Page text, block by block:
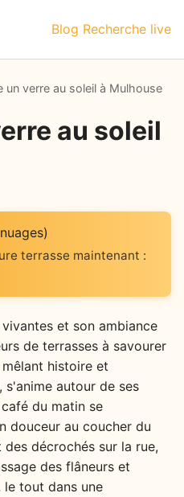
Blog Recherche live
un verre au soleil à Mulhouse
au soleil
terrasse maintenant :
et son ambiance
de terrasses à savourer
histoire et
autour de ses
du matin se
douceur au coucher du
décrochés sur la rue,
des flâneurs et
tout dans une